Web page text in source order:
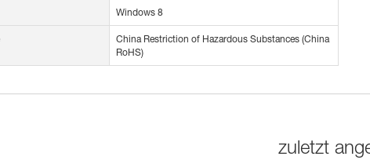
Windows 8
China Restriction of Hazardous Substances (China
RoHS)
zuletzt